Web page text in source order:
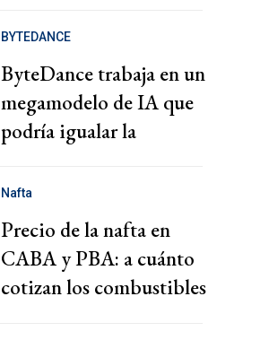
BYTEDANCE
ByteDance trabaja en un
megamodelo de IA que
podría igualar la
según el FT
Nafta
Precio de la nafta en
CABA y PBA: a cuánto
cotizan los combustibles